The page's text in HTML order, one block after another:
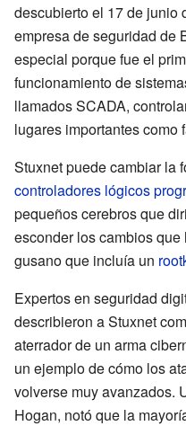
descubierto el 17 de junio
empresa de seguridad de
especial porque fue el
funcionamiento de
llamados SCADA,
lugares importantes como
Stuxnet puede cambiar la
controladores lógicos
pequeños cerebros que
esconder los cambios
gusano que incluía un
Expertos en seguridad
describieron a Stuxnet
aterrador de un arma
un ejemplo de cómo los
volverse muy avanzados.
Hogan, notó que la